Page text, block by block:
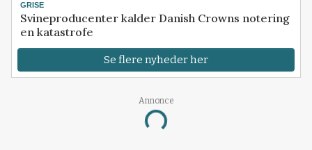
GRISE
Svineproducenter kalder Danish Crowns notering
en katastrofe
Se flere nyheder her
Annonce
Loading...